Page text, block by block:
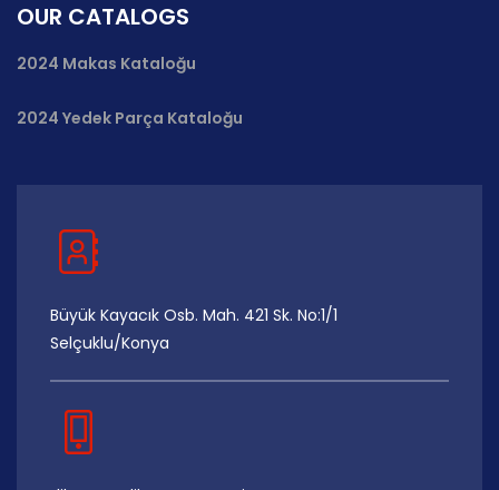
OUR CATALOGS
2024 Makas Kataloğu
2024 Yedek Parça Kataloğu
Büyük Kayacık Osb. Mah. 421 Sk. No:1/1
Selçuklu/Konya